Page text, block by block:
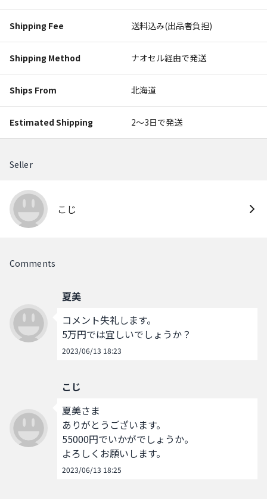
Shipping Fee 送料込み(出品者負担)
Shipping Method ナオセル経由で発送
Ships From 北海道
Estimated Shipping 2〜3日で発送
Seller
こじ
Comments
夏美
コメント失礼します。
5万円では宜しいでしょうか？
2023/06/13 18:23
こじ
夏美さま
ありがとうございます。
55000円でいかがでしょうか。
よろしくお願いします。
2023/06/13 18:25